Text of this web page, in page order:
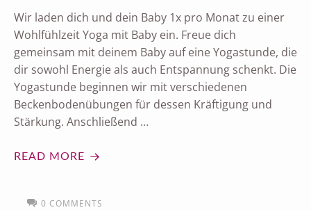
Wir laden dich und dein Baby 1x pro Monat zu einer
Wohlfühlzeit Yoga mit Baby ein. Freue dich
gemeinsam mit deinem Baby auf eine Yogastunde, die
dir sowohl Energie als auch Entspannung schenkt. Die
Yogastunde beginnen wir mit verschiedenen
Beckenbodenübungen für dessen Kräftigung und
Stärkung. Anschließend …
READ MORE
0 COMMENTS